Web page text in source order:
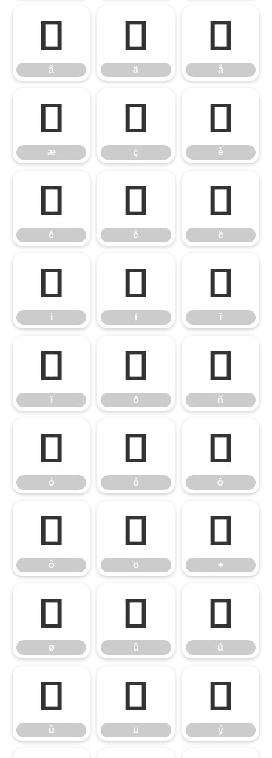
ã
ã
ä
ä
å
å
æ
æ
ç
ç
è
è
é
é
ê
ê
ë
ë
ì
ì
í
í
î
î
ï
ï
ð
ð
ñ
ñ
ò
ò
ó
ó
ô
ô
õ
õ
ö
ö
÷
÷
ø
ø
ù
ù
ú
ú
û
û
ü
ü
ý
ý